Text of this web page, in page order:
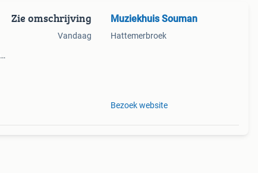
Zie omschrijving
Vandaag
Muziekhuis Souman
Hattemerbroek
Bezoek website